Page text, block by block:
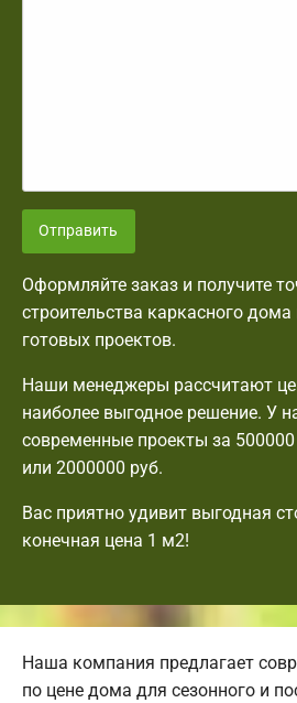
Отправить
Оформляйте заказ и получите
строительства каркасного дома
готовых проектов.
Наши менеджеры рассчитают
наиболее выгодное решение. У
современные проекты за
или 2000000 руб.
Вас приятно удивит выгодная
конечная цена 1 м2!
Наша компания предлагает
по цене дома для сезонного и